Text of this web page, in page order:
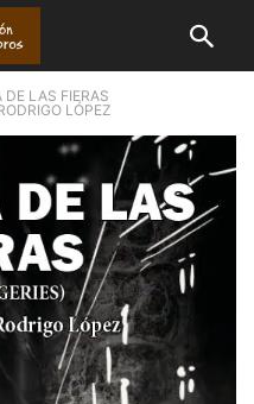
DE LAS FIERAS
LÓPEZ